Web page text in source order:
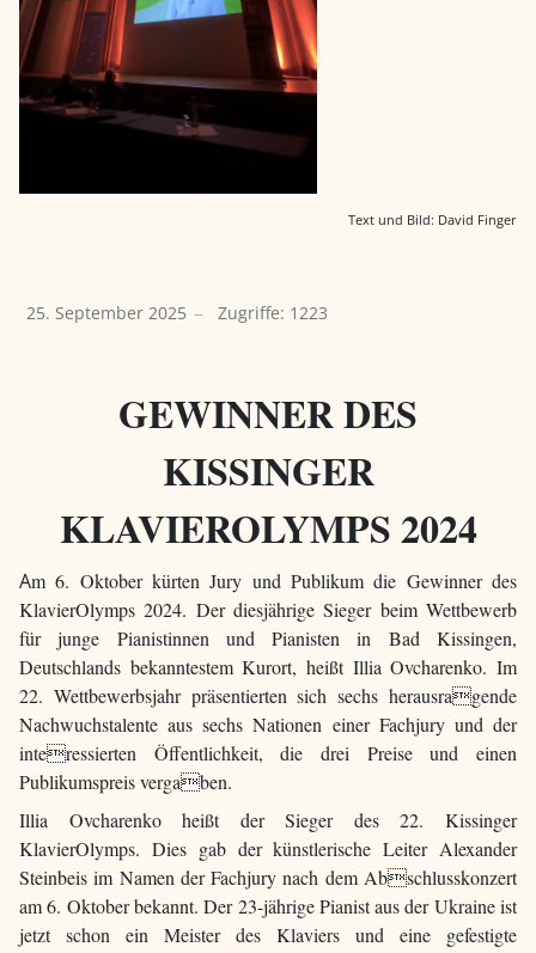
Text und Bild: David Finger
25. September 2025 Zugriffe: 1223
GEWINNER DES
KISSINGER
KLAVIEROLYMPS 2024
Am 6. Oktober kürten Jury und Publikum die Gewinner des
KlavierOlymps 2024. Der diesjährige Sieger beim Wettbewerb
für junge Pianistinnen und Pianisten in Bad Kissingen,
Deutschlands bekanntestem Kurort, heißt Illia Ovcharenko. Im
22. Wettbewerbsjahr präsentierten sich sechs herausragende
Nachwuchstalente aus sechs Nationen einer Fachjury und der
interessierten Öffentlichkeit, die drei Preise und einen
Publikumspreis vergaben.
Illia Ovcharenko heißt der Sieger des 22. Kissinger
KlavierOlymps. Dies gab der künstlerische Leiter Alexander
Steinbeis im Namen der Fachjury nach dem Abschlusskonzert
am 6. Oktober bekannt. Der 23-jährige Pianist aus der Ukraine ist
jetzt schon ein Meister des Klaviers und eine gefestigte